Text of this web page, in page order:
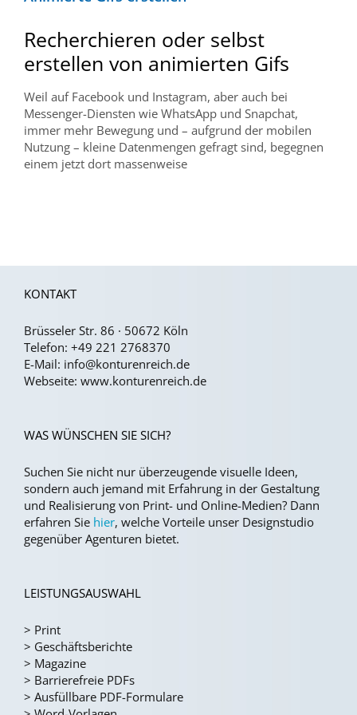
Recherchieren oder selbst
erstellen von animierten Gifs
Weil auf Facebook und Instagram, aber auch bei
Messenger-Diensten wie WhatsApp und Snapchat,
immer mehr Bewegung und – aufgrund der mobilen
Nutzung – kleine Datenmengen gefragt sind, begegnen
einem jetzt dort massenweise
KONTAKT
Brüsseler Str. 86 · 50672 Köln
Telefon: +49 221 2768370
E-Mail: info@konturenreich.de
Webseite: www.konturenreich.de
WAS WÜNSCHEN SIE SICH?
Suchen Sie nicht nur überzeugende visuelle Ideen,
sondern auch jemand mit Erfahrung in der Gestaltung
und Realisierung von Print- und Online-Medien? Dann
erfahren Sie hier, welche Vorteile unser Designstudio
gegenüber Agenturen bietet.
LEISTUNGSAUSWAHL
> Print
> Geschäftsberichte
> Magazine
> Barrierefreie PDFs
> Ausfüllbare PDF-Formulare